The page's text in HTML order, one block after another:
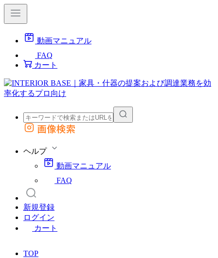
動画マニュアル
FAQ
カート
外部サイトの商品をカートに追加
画像検索
ヘルプ
動画マニュアル
FAQ
新規登録
ログイン
カート
TOP